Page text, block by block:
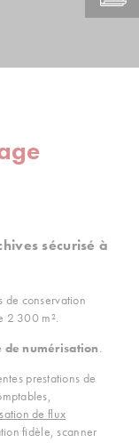
sécurisé à
de conservation
2 300 m².
de numérisation.
prestations de
de flux
fidèle, scanner